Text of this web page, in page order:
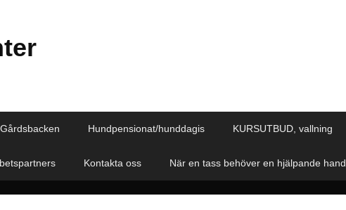
Hundpensionat/hunddagis KURSUTBUD, vallning
Kontakta oss När en tass behöver en hjälpande hand